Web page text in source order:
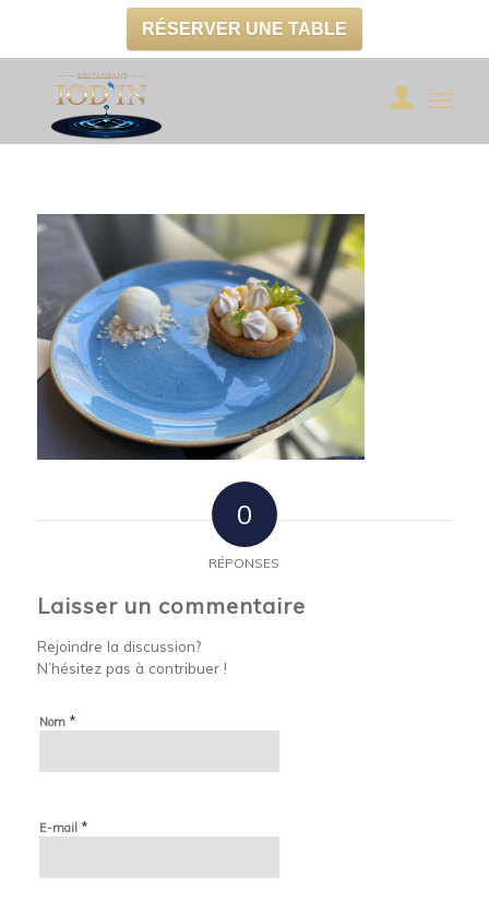
RÉSERVER UNE TABLE
0
RÉPONSES
Laisser un commentaire
Rejoindre la discussion?
N’hésitez pas à contribuer !
Nom *
E-mail *